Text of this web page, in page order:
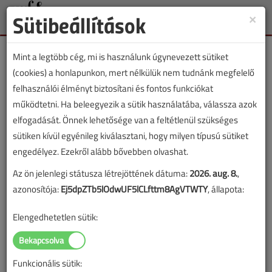
Toggle
Lapszám:
TARTALOM
Fűtéstechnika Szakmapolitika
Mi a megoldás a
gyűjtőkéményekre?
2016/12. lapszám
×
Sütibeállítások
Mint a legtöbb cég, mi is használunk úgynevezett sütiket
(cookies) a honlapunkon, mert nélkülük nem tudnánk megfelelő
felhasználói élményt biztosítani és fontos funkciókat
működtetni. Ha beleegyezik a sütik használatába, válassza azok
elfogadását. Önnek lehetősége van a feltétlenül szükséges
sütiken kívül egyénileg kiválasztani, hogy milyen típusú sütiket
engedélyez. Ezekről alább bővebben olvashat.
Az ön jelenlegi státusza létrejöttének dátuma:2026. aug. 8.,
azonosítója:Ej5dpZTb5lOdwUF5lCLfttm8AgVTWTY, állapota:
Elengedhetetlen sütik:
Funkcionális sütik: